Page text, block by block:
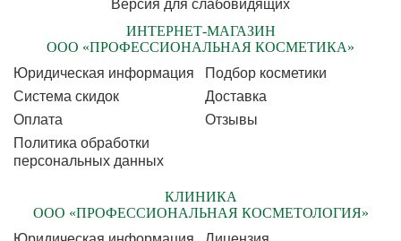
Версия для слабовидящих
ИНТЕРНЕТ-МАГАЗИН
ООО «ПРОФЕССИОНАЛЬНАЯ КОСМЕТИКА»
Юридическая информация
Подбор косметики
Cистема скидок
Доставка
Оплата
Отзывы
Политика обработки
персональных данных
КЛИНИКА
ООО «ПРОФЕССИОНАЛЬНАЯ КОСМЕТОЛОГИЯ»